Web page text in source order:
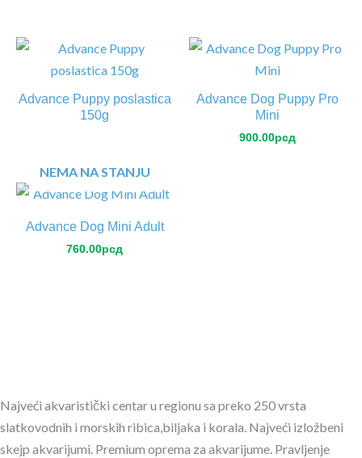
Advance Puppy poslastica
150g
Advance Dog Puppy Pro
Mini
900.00рсд
NEMA NA STANJU
Advance Dog Mini Adult
760.00рсд
Najveći akvaristički centar u regionu sa preko 250 vrsta
slatkovodnih i morskih ribica,biljaka i korala. Najveći izložbeni
skejp akvarijumi. Premium oprema za akvarijume. Pravljenje